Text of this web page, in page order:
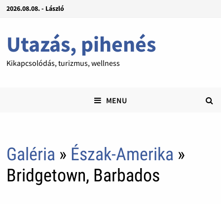
2026.08.08. - László
Utazás, pihenés
Kikapcsolódás, turizmus, wellness
MENU
Galéria » Észak-Amerika »
Bridgetown, Barbados